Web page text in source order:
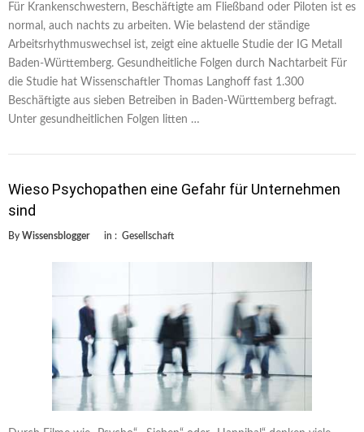
Für Krankenschwestern, Beschäftigte am Fließband oder Piloten ist es
normal, auch nachts zu arbeiten. Wie belastend der ständige
Arbeitsrhythmuswechsel ist, zeigt eine aktuelle Studie der IG Metall
Baden-Württemberg. Gesundheitliche Folgen durch Nachtarbeit Für
die Studie hat Wissenschaftler Thomas Langhoff fast 1.300
Beschäftigte aus sieben Betreiben in Baden-Württemberg befragt.
Unter gesundheitlichen Folgen litten …
Wieso Psychopathen eine Gefahr für Unternehmen
sind
By Wissensblogger in : Gesellschaft